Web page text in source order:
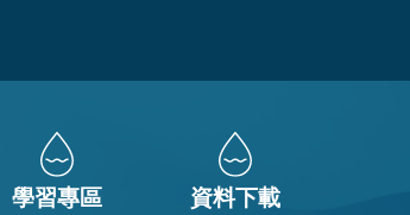
學習專區 資料下載